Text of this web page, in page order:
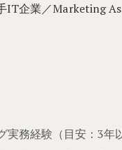
IT企業／Marketing
務経験（目安：3年